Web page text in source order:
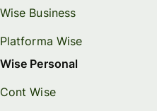
Wise Business
Platforma Wise
Wise Personal
Cont Wise